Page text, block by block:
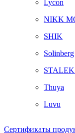
Lycon
NIKK
SHIK
Solinberg
Thuya
Luvu
Сертификаты